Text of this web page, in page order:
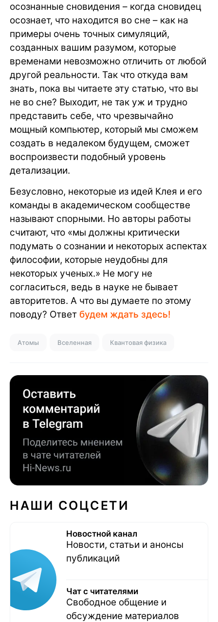
осознанные сновидения – когда сновидец
осознает, что находится во сне – как на
примеры очень точных симуляций,
созданных вашим разумом, которые
временами невозможно отличить от любой
другой реальности. Так что откуда вам
знать, пока вы читаете эту статью, что вы
не во сне? Выходит, не так уж и трудно
представить себе, что чрезвычайно
мощный компьютер, который мы сможем
создать в недалеком будущем, сможет
воспроизвести подобный уровень
детализации.
Безусловно, некоторые из идей Клея и его
команды в академическом сообществе
называют спорными. Но авторы работы
считают, что «мы должны критически
подумать о сознании и некоторых аспектах
философии, которые неудобны для
некоторых ученых.» Не могу не
согласиться, ведь в науке не бывает
авторитетов. А что вы думаете по этому
поводу? Ответ будем ждать здесь!
Атомы Вселенная Квантовая физика
НАШИ СОЦСЕТИ
Новостной канал
Новости, статьи и анонсы
публикаций
Чат с читателями
Свободное общение и
обсуждение материалов